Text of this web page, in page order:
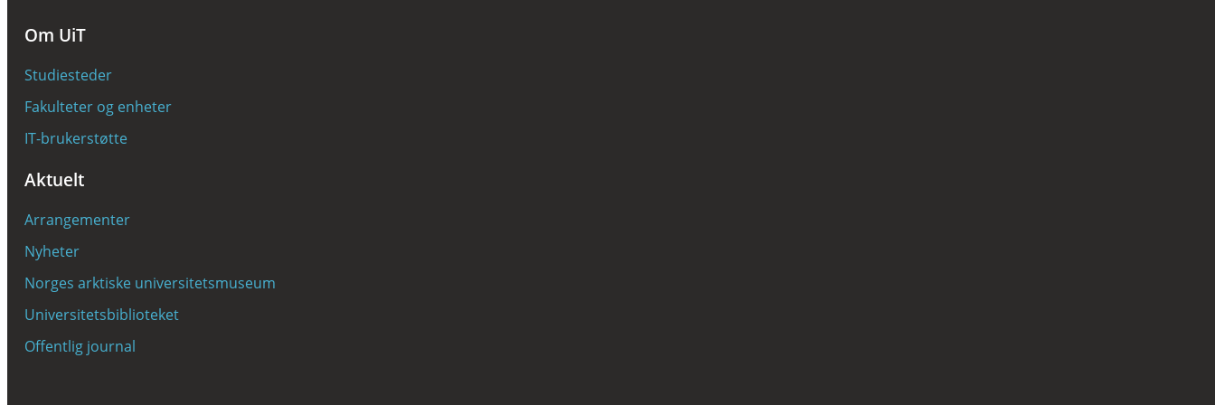
KONTAKTINFORMASJON
Om UiT
Studiesteder
Fakulteter og enheter
IT-brukerstøtte
Aktuelt
Arrangementer
Nyheter
Norges arktiske universitetsmuseum
Universitetsbiblioteket
Offentlig journal